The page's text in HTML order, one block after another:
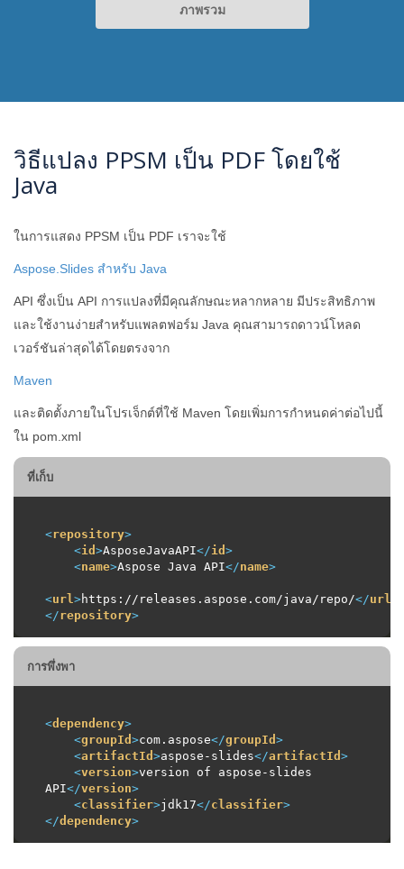
ภาพรวม
วิธีแปลง PPSM เป็น PDF โดยใช้
Java
ในการแสดง PPSM เป็น PDF เราจะใช้
Aspose.Slides สำหรับ Java
API ซึ่งเป็น API การแปลงที่มีคุณลักษณะหลากหลาย มีประสิทธิภาพ
และใช้งานง่ายสำหรับแพลตฟอร์ม Java คุณสามารถดาวน์โหลด
เวอร์ชันล่าสุดได้โดยตรงจาก
Maven
และติดตั้งภายในโปรเจ็กต์ที่ใช้ Maven โดยเพิ่มการกำหนดค่าต่อไปนี้
ใน pom.xml
ที่เก็บ
<repository>
<id >AsposeJavaAPI</id >
<name>Aspose Java API</name>
<url >https://releases.aspose.com/java/repo/</url
</repository>
การพึ่งพา
<dependency>
<groupId >com.aspose</groupId >
<artifactId >aspose-slides</artifactId >
<version>version of aspose-slides
API</version>
<classifier>jdk17</classifier>
</dependency>